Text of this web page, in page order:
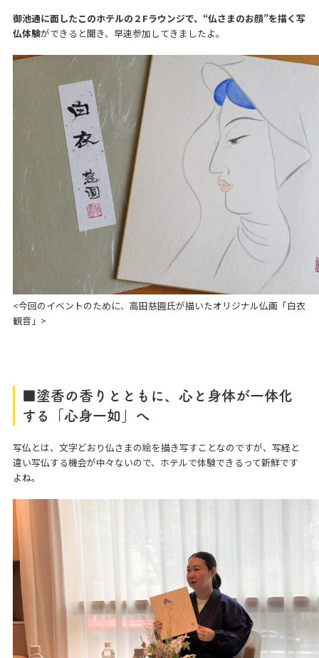
御池通に面したこのホテルの２Fラウンジで、“仏さまのお顔”を描く写
仏体験ができると聞き、早速参加してきましたよ。
<今回のイベントのために、高田慈圓氏が描いたオリジナル仏画「白衣
観音」>
■塗香の香りとともに、心と身体が一体化
する「心身一如」へ
写仏とは、文字どおり仏さまの絵を描き写すことなのですが、写経と
違い写仏する機会が中々ないので、ホテルで体験できるって新鮮です
よね。